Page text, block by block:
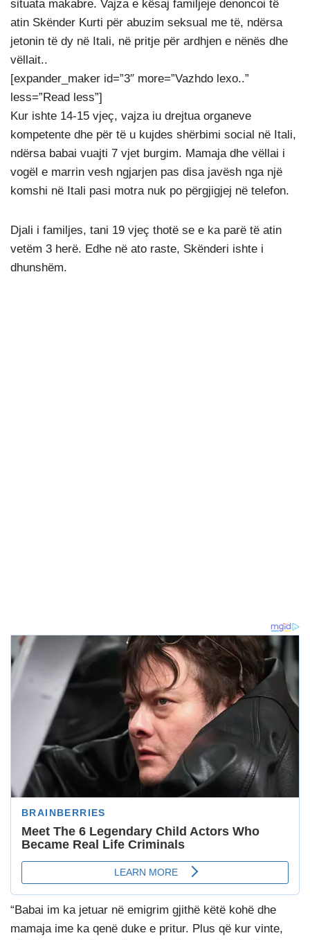
situata makabre. Vajza e kësaj familjeje denoncoi të
atin Skënder Kurti për abuzim seksual me të, ndërsa
jetonin të dy në Itali, në pritje për ardhjen e nënës dhe
vëllait..
[expander_maker id=”3″ more=”Vazhdo lexo..”
less=”Read less”]
Kur ishte 14-15 vjeç, vajza iu drejtua organeve
kompetente dhe për të u kujdes shërbimi social në Itali,
ndërsa babai vuajti 7 vjet burgim. Mamaja dhe vëllai i
vogël e marrin vesh ngjarjen pas disa javësh nga një
komshi në Itali pasi motra nuk po përgjigjej në telefon.
Djali i familjes, tani 19 vjeç thotë se e ka parë të atin
vetëm 3 herë. Edhe në ato raste, Skënderi ishte i
dhunshëm.
“Babai im ka jetuar në emigrim gjithë këtë kohë dhe
mamaja ime ka qenë duke e pritur. Plus që kur vinte,